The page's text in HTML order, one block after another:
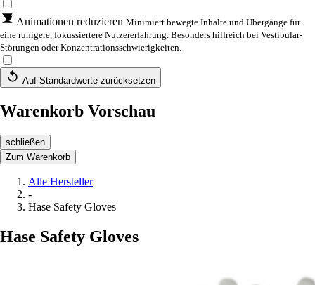
Animationen reduzieren Minimiert bewegte Inhalte und Übergänge für
eine ruhigere, fokussiertere Nutzererfahrung. Besonders hilfreich bei Vestibular-
Störungen oder Konzentrationsschwierigkeiten.
Auf Standardwerte zurücksetzen
Warenkorb Vorschau
schließen
Zum Warenkorb
Alle Hersteller
-
Hase Safety Gloves
Hase Safety Gloves